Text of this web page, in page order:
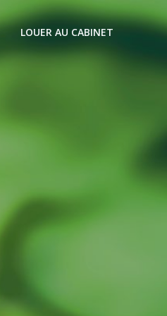
LOUER AU CABINET